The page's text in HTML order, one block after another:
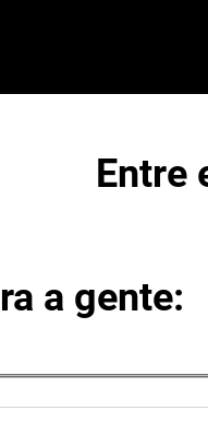
Entre
a gente: